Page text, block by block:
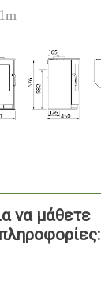
να μάθετε